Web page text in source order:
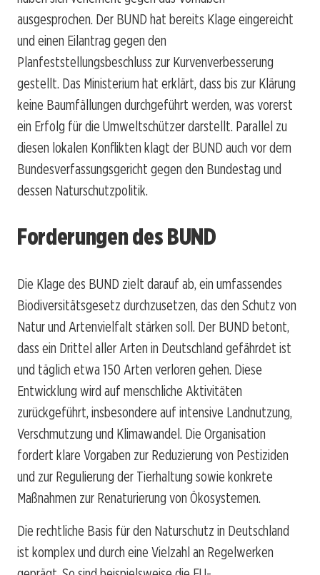
ausgesprochen. Der BUND hat bereits Klage eingereicht
und einen Eilantrag gegen den
Planfeststellungsbeschluss zur Kurvenverbesserung
gestellt. Das Ministerium hat erklärt, dass bis zur Klärung
keine Baumfällungen durchgeführt werden, was vorerst
ein Erfolg für die Umweltschützer darstellt. Parallel zu
diesen lokalen Konflikten klagt der BUND auch vor dem
Bundesverfassungsgericht gegen den Bundestag und
dessen Naturschutzpolitik.
Forderungen des BUND
Die Klage des BUND zielt darauf ab, ein umfassendes
Biodiversitätsgesetz durchzusetzen, das den Schutz von
Natur und Artenvielfalt stärken soll. Der BUND betont,
dass ein Drittel aller Arten in Deutschland gefährdet ist
und täglich etwa 150 Arten verloren gehen. Diese
Entwicklung wird auf menschliche Aktivitäten
zurückgeführt, insbesondere auf intensive Landnutzung,
Verschmutzung und Klimawandel. Die Organisation
fordert klare Vorgaben zur Reduzierung von Pestiziden
und zur Regulierung der Tierhaltung sowie konkrete
Maßnahmen zur Renaturierung von Ökosystemen.
Die rechtliche Basis für den Naturschutz in Deutschland
ist komplex und durch eine Vielzahl an Regelwerken